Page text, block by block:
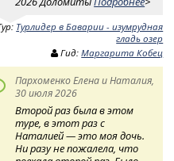
Турлидер в Баварии - изумрудная
гладь озер
Гид:Маргарита Кобец
Пархоменко Елена и Наталия,
30 июля 2026
Второй раз была в этом
туре, в этот раз с
Наталией — это моя дочь.
Ни разу не пожалела, что